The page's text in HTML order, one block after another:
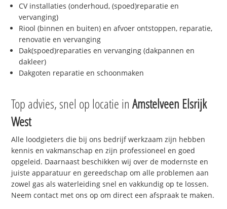
CV installaties (onderhoud, (spoed)reparatie en
vervanging)
Riool (binnen en buiten) en afvoer ontstoppen, reparatie,
renovatie en vervanging
Dak(spoed)reparaties en vervanging (dakpannen en
dakleer)
Dakgoten reparatie en schoonmaken
Top advies, snel op locatie inAmstelveen Elsrijk
West
Alle loodgieters die bij ons bedrijf werkzaam zijn hebben
kennis en vakmanschap en zijn professioneel en goed
opgeleid. Daarnaast beschikken wij over de modernste en
juiste apparatuur en gereedschap om alle problemen aan
zowel gas als waterleiding snel en vakkundig op te lossen.
Neem contact met ons op om direct een afspraak te maken.